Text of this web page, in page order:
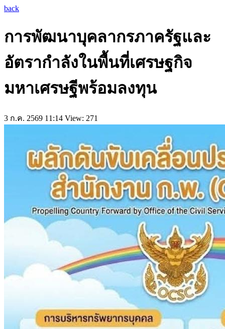
back
การพัฒนาบุคลากรภาครัฐและ
อัตรากำลังในพื้นที่เศรษฐกิจ
มหาเศรษฐีพร้อมลงทุน
3 ก.ค. 2569 11:14 View: 271